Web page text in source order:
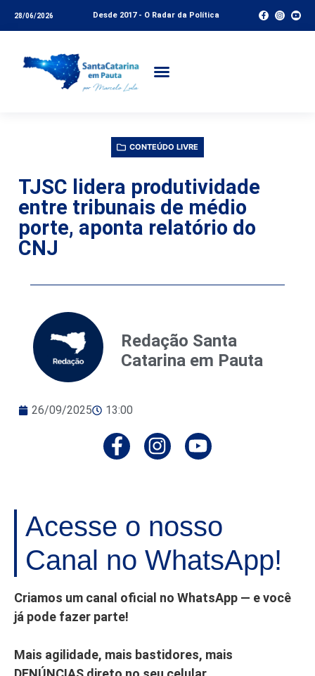
28/06/2026 Desde 2017 - O Radar da Política
CONTEÚDO LIVRE
TJSC lidera produtividade
entre tribunais de médio
porte, aponta relatório do
CNJ
Redação Santa
Catarina em Pauta
26/09/2025 13:00
Acesse o nosso
Canal no WhatsApp!
Criamos um canal oficial no WhatsApp — e você
já pode fazer parte!
Mais agilidade, mais bastidores, mais